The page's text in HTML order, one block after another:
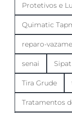
Protetivos e
Quimatic
reparo-
senai Sipat
Tira Grude
Tratamentos